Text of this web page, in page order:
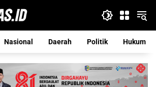
Nasional Daerah Politik Hukum